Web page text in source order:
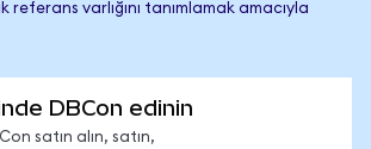
referans varlığını tanımlamak amacıyla
DBCon edinin
satın alın, satın,